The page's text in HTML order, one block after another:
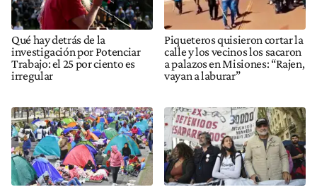
Qué hay detrás de la
investigación por Potenciar
Trabajo: el 25 por ciento es
irregular
Piqueteros quisieron cortar la
calle y los vecinos los sacaron
a palazos en Misiones: “Rajen,
vayan a laburar”